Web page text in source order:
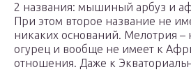
2 названия: мышиный арбуз и
При этом второе название не
никаких оснований. Мелотрия –
огурец и вообще не имеет к
отношения. Даже к